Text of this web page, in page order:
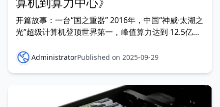
开篇故事：一台“国之重器” 2016年，中国“神威·太湖之
光”超级计算机登顶世界第一，峰值算力达到 12.5亿亿
入“超算强国”行列。 但你可能没注意到：今天，科研之
外我们更多听到的已经不是“超算”，而是“算力中心”。
AdministratorPublished on 2025-09-29